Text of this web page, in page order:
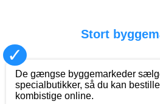
Stort
✓
De gængse byggemarkeder
specialbutikker, så du kan
kombistige online.